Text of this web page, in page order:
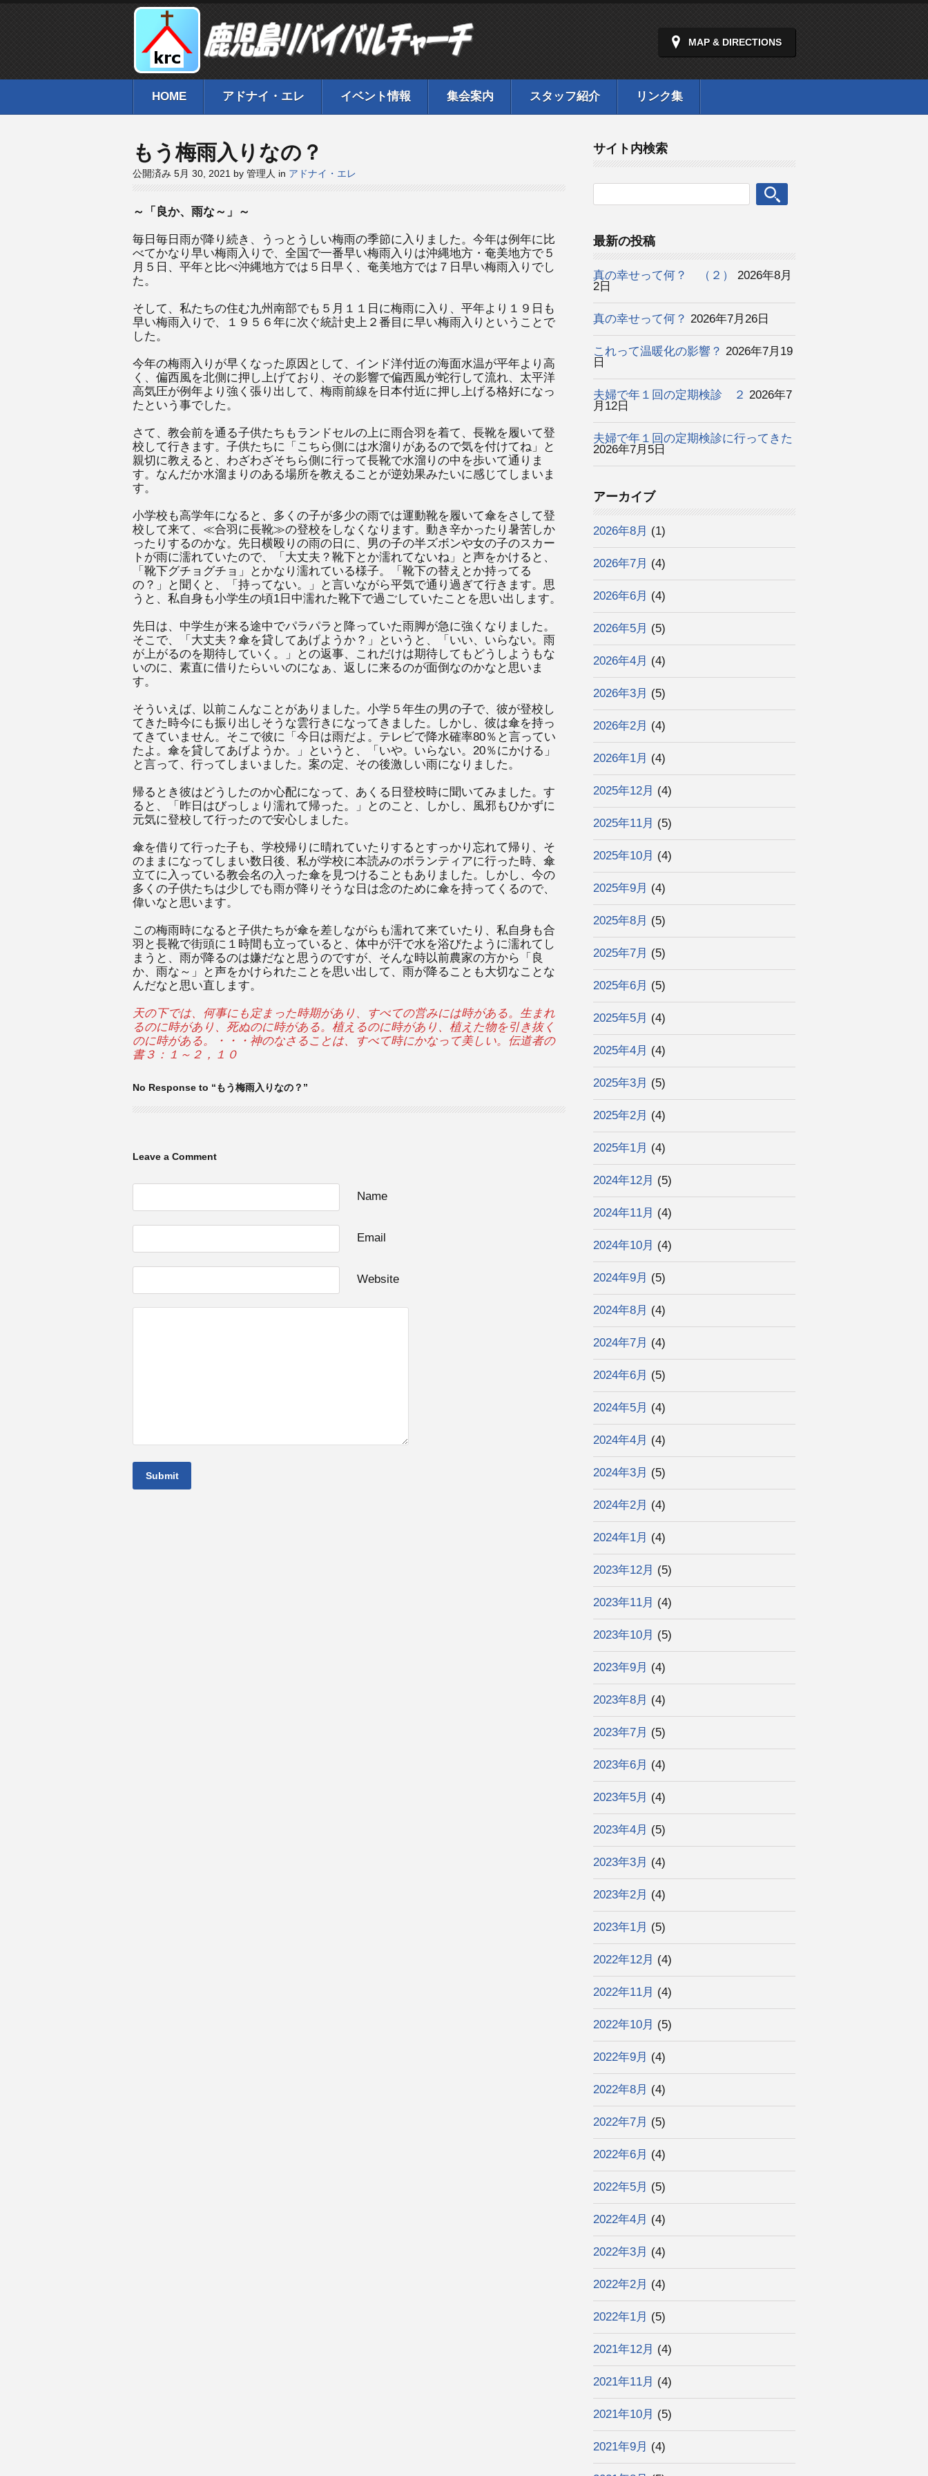
MAP & DIRECTIONS
HOME アドナイ・エレ イベント情報 集会案内 スタッフ紹介 リンク集
もう梅雨入りなの？
公開済み 5月 30, 2021 by 管理人 in アドナイ・エレ
～「良か、雨な～」～
毎日毎日雨が降り続き、うっとうしい梅雨の季節に入りました。今年は例年に比
べてかなり早い梅雨入りで、全国で一番早い梅雨入りは沖縄地方・奄美地方で５
月５日、平年と比べ沖縄地方では５日早く、奄美地方では７日早い梅雨入りでし
た。
そして、私たちの住む九州南部でも５月１１日に梅雨に入り、平年より１９日も
早い梅雨入りで、１９５６年に次ぐ統計史上２番目に早い梅雨入りということで
した。
今年の梅雨入りが早くなった原因として、インド洋付近の海面水温が平年より高
く、偏西風を北側に押し上げており、その影響で偏西風が蛇行して流れ、太平洋
高気圧が例年より強く張り出して、梅雨前線を日本付近に押し上げる格好になっ
たという事でした。
さて、教会前を通る子供たちもランドセルの上に雨合羽を着て、長靴を履いて登
校して行きます。子供たちに「こちら側には水溜りがあるので気を付けてね」と
親切に教えると、わざわざそちら側に行って長靴で水溜りの中を歩いて通りま
す。なんだか水溜まりのある場所を教えることが逆効果みたいに感じてしまいま
す。
小学校も高学年になると、多くの子が多少の雨では運動靴を履いて傘をさして登
校して来て、≪合羽に長靴≫の登校をしなくなります。動き辛かったり暑苦しか
ったりするのかな。先日横殴りの雨の日に、男の子の半ズボンや女の子のスカー
トが雨に濡れていたので、「大丈夫？靴下とか濡れてないね」と声をかけると、
「靴下グチョグチョ」とかなり濡れている様子。「靴下の替えとか持ってる
の？」と聞くと、「持ってない。」と言いながら平気で通り過ぎて行きます。思
うと、私自身も小学生の頃1日中濡れた靴下で過ごしていたことを思い出します。
先日は、中学生が来る途中でパラパラと降っていた雨脚が急に強くなりました。
そこで、「大丈夫？傘を貸してあげようか？」というと、「いい、いらない。雨
が上がるのを期待していく。」との返事、これだけは期待してもどうしようもな
いのに、素直に借りたらいいのになぁ、返しに来るのが面倒なのかなと思いま
す。
そういえば、以前こんなことがありました。小学５年生の男の子で、彼が登校し
てきた時今にも振り出しそうな雲行きになってきました。しかし、彼は傘を持っ
てきていません。そこで彼に「今日は雨だよ。テレビで降水確率80％と言ってい
たよ。傘を貸してあげようか。」というと、「いや。いらない。20％にかける」
と言って、行ってしまいました。案の定、その後激しい雨になりました。
帰るとき彼はどうしたのか心配になって、あくる日登校時に聞いてみました。す
ると、「昨日はびっしょり濡れて帰った。」とのこと、しかし、風邪もひかずに
元気に登校して行ったので安心しました。
傘を借りて行った子も、学校帰りに晴れていたりするとすっかり忘れて帰り、そ
のままになってしまい数日後、私が学校に本読みのボランティアに行った時、傘
立てに入っている教会名の入った傘を見つけることもありました。しかし、今の
多くの子供たちは少しでも雨が降りそうな日は念のために傘を持ってくるので、
偉いなと思います。
この梅雨時になると子供たちが傘を差しながらも濡れて来ていたり、私自身も合
羽と長靴で街頭に１時間も立っていると、体中が汗で水を浴びたように濡れてし
まうと、雨が降るのは嫌だなと思うのですが、そんな時以前農家の方から「良
か、雨な～」と声をかけられたことを思い出して、雨が降ることも大切なことな
んだなと思い直します。
天の下では、何事にも定まった時期があり、すべての営みには時がある。生まれ
るのに時があり、死ぬのに時がある。植えるのに時があり、植えた物を引き抜く
のに時がある。・・・神のなさることは、すべて時にかなって美しい。伝道者の
書３：１～２，１０
No Response to “もう梅雨入りなの？”
Leave a Comment
Name
Email
Website
サイト内検索
最新の投稿
真の幸せって何？ （２）
2026年8月
2日
真の幸せって何？ 2026年7月26日
これって温暖化の影響？ 2026年7月19
日
夫婦で年１回の定期検診 ２ 2026年7
月12日
夫婦で年１回の定期検診に行ってきた
2026年7月5日
アーカイブ
2026年8月 (1)
2026年7月 (4)
2026年6月 (4)
2026年5月 (5)
2026年4月 (4)
2026年3月 (5)
2026年2月 (4)
2026年1月 (4)
2025年12月 (4)
2025年11月 (5)
2025年10月 (4)
2025年9月 (4)
2025年8月 (5)
2025年7月 (5)
2025年6月 (5)
2025年5月 (4)
2025年4月 (4)
2025年3月 (5)
2025年2月 (4)
2025年1月 (4)
2024年12月 (5)
2024年11月 (4)
2024年10月 (4)
2024年9月 (5)
2024年8月 (4)
2024年7月 (4)
2024年6月 (5)
2024年5月 (4)
2024年4月 (4)
2024年3月 (5)
2024年2月 (4)
2024年1月 (4)
2023年12月 (5)
2023年11月 (4)
2023年10月 (5)
2023年9月 (4)
2023年8月 (4)
2023年7月 (5)
2023年6月 (4)
2023年5月 (4)
2023年4月 (5)
2023年3月 (4)
2023年2月 (4)
2023年1月 (5)
2022年12月 (4)
2022年11月 (4)
2022年10月 (5)
2022年9月 (4)
2022年8月 (4)
2022年7月 (5)
2022年6月 (4)
2022年5月 (5)
2022年4月 (4)
2022年3月 (4)
2022年2月 (4)
2022年1月 (5)
2021年12月 (4)
2021年11月 (4)
2021年10月 (5)
2021年9月 (4)